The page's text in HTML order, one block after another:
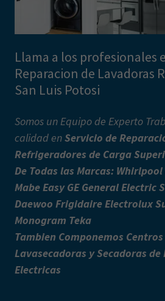
Llama a los profesionales
Reparacion de Lavadoras
San Luis Potosi
Somos un Equipo de Experto
calidad enServicio de
Refrigeradores de Carga
De Todas las Marcas:
Mabe Easy GE General Electric
Daewoo Frigidaire Electrolux
Monogram Teka
Tambien Componemos
Lavasecadoras y Secadoras de
Electricas